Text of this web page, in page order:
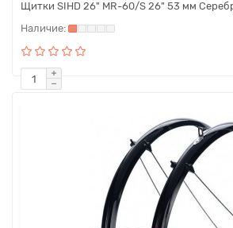
Щитки SIHD 26" MR-60/S 26" 53 мм